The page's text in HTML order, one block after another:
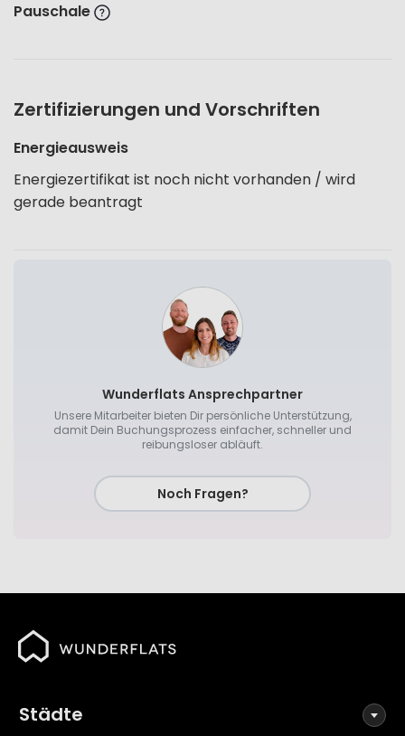
Pauschale
Zertifizierungen und Vorschriften
Energieausweis
Energiezertifikat ist noch nicht vorhanden / wird
gerade beantragt
Wunderflats Ansprechpartner
Unsere Mitarbeiter bieten Dir persönliche Unterstützung,
damit Dein Buchungsprozess einfacher, schneller und
reibungsloser abläuft.
Noch Fragen?
Städte